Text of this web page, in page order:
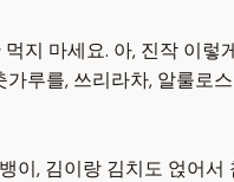
지 마세요. 아, 진작 이
루를, 쓰리라차, 알룰로
이, 김이랑 김치도 얹어